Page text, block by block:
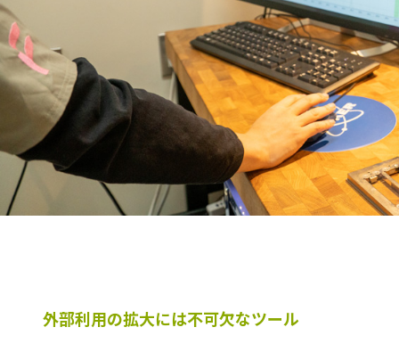
外部利用の拡大には不可欠なツール